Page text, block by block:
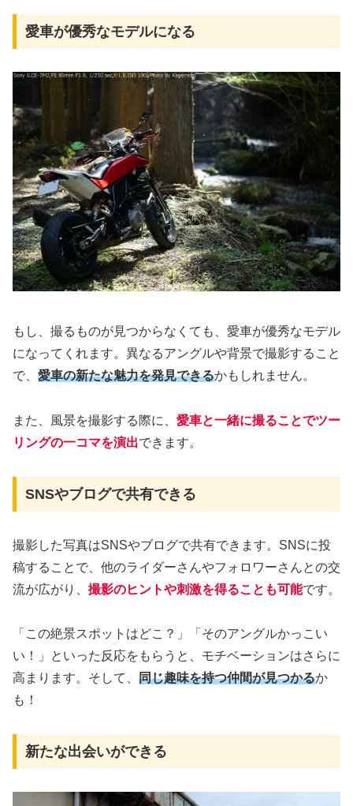
愛車が優秀なモデルになる
もし、撮るものが見つからなくても、愛車が優秀なモデル
になってくれます。異なるアングルや背景で撮影すること
で、 愛車の新たな魅力を発見できるかもしれません。
また、風景を撮影する際に、 愛車と一緒に撮ることでツー
リングの一コマを演出できます。
SNSやブログで共有できる
撮影した写真はSNSやブログで共有できます。SNSに投
稿することで、他のライダーさんやフォロワーさんとの交
流が広がり、 撮影のヒントや刺激を得ることも可能です。
「この絶景スポットはどこ？」「そのアングルかっこい
い！」といった反応をもらうと、モチベーションはさらに
高まります。そして、 同じ趣味を持つ仲間が見つかるか
も！
新たな出会いができる